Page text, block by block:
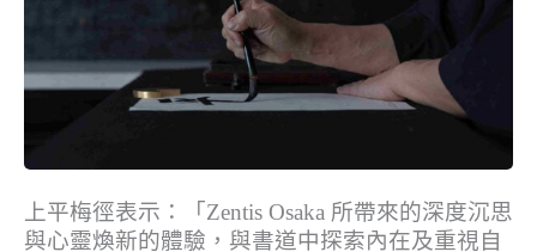
上平梅徑表示：「Zentis Osaka 所帶來的深度沉思
與心靈煥新的體驗，與書道中探索內在及重視自